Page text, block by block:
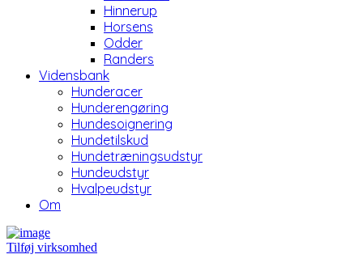
Hinnerup
Horsens
Odder
Randers
Vidensbank
Hunderacer
Hunderengøring
Hundesoignering
Hundetilskud
Hundetræningsudstyr
Hundeudstyr
Hvalpeudstyr
Om
Tilføj virksomhed